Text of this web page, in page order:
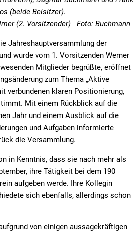
(beide Beisitzer).
(2. Vorsitzender) Foto: Buchmann
Jahreshauptversammlung der
wurde vom 1. Vorsitzenden Werner
Mitglieder begrüßte, eröffnet
zum Thema „Aktive
verbundenen klaren Positionierung,
Mit einem Rückblick auf die
Jahr und einem Ausblick auf die
und Aufgaben informierte
die Versammlung.
in Kenntnis, dass sie nach mehr als
ihre Tätigkeit bei dem 190
aufgeben werde. Ihre Kollegin
sich ebenfalls, allerdings schon
von einigen aussagekräftigen